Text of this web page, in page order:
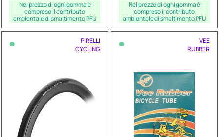
Nel prezzo di ogni gomma è
compreso il contributo
ambientale di smaltimento PFU
Nel prezzo di ogni gomma è
compreso il contributo
ambientale di smaltimento PFU
•
PIRELLI
CYCLING
•
VEE
RUBBER